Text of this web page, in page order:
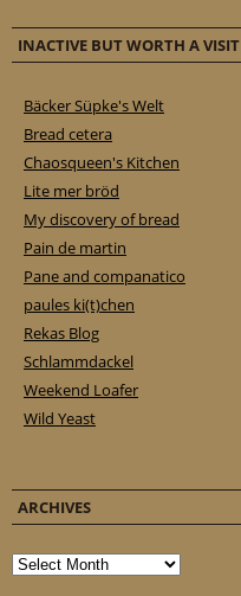
INACTIVE BUT WORTH A VISIT
Bäcker Süpke's Welt
Bread cetera
Chaosqueen's Kitchen
Lite mer bröd
My discovery of bread
Pain de martin
Pane and companatico
paules ki(t)chen
Rekas Blog
Schlammdackel
Weekend Loafer
Wild Yeast
ARCHIVES
Archives